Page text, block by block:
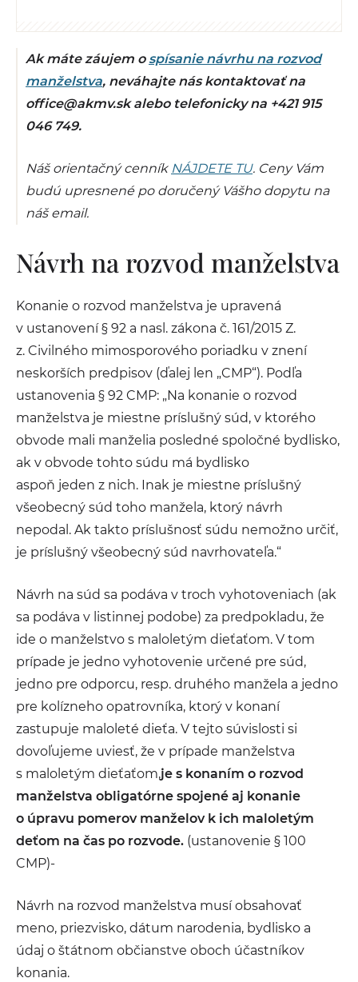
Ak máte záujem ospísanie návrhu na rozvod
manželstva, neváhajte nás kontaktovať na
office@akmv.sk alebo telefonicky na +421 915
046 749.
Náš orientačný cenník NÁJDETE TU. Ceny Vám
budú upresnené po doručený Vášho dopytu na
náš email.
Návrh na rozvod manželstva
Konanie o rozvod manželstva je upravená
v ustanovení § 92 a nasl. zákona č. 161/2015 Z.
z. Civilného mimosporového poriadku v znení
neskorších predpisov (ďalej len „CMP“). Podľa
ustanovenia § 92 CMP: „Na konanie o rozvod
manželstva je miestne príslušný súd, v ktorého
obvode mali manželia posledné spoločné bydlisko,
ak v obvode tohto súdu má bydlisko
aspoň jeden z nich. Inak je miestne príslušný
všeobecný súd toho manžela, ktorý návrh
nepodal. Ak takto príslušnosť súdu nemožno určiť,
je príslušný všeobecný súd navrhovateľa.“
Návrh na súd sa podáva v troch vyhotoveniach (ak
sa podáva v listinnej podobe) za predpokladu, že
ide o manželstvo s maloletým dieťaťom. V tom
prípade je jedno vyhotovenie určené pre súd,
jedno pre odporcu, resp. druhého manžela a jedno
pre kolízneho opatrovníka, ktorý v konaní
zastupuje maloleté dieťa. V tejto súvislosti si
dovoľujeme uviesť, že v prípade manželstva
s maloletým dieťaťom,je s konaním o rozvod
manželstva obligatórne spojené aj konanie
o úpravu pomerov manželov k ich maloletým
deťom na čas po rozvode. (ustanovenie § 100
CMP)-
Návrh na rozvod manželstva musí obsahovať
meno, priezvisko, dátum narodenia, bydlisko a
údaj o štátnom občianstve oboch účastníkov
konania.